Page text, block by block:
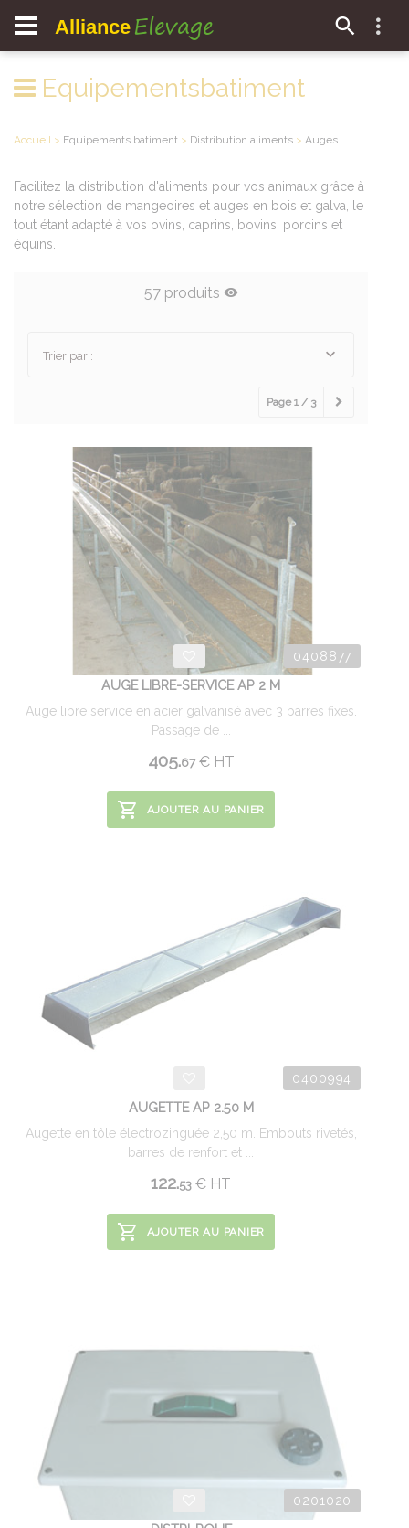
Alliance Elevage
Equipementsbatiment
Accueil > Equipements batiment > Distribution aliments > Auges
Facilitez la distribution d'aliments pour vos animaux grâce à
notre sélection de mangeoires et auges en bois et galva, le
tout étant adapté à vos ovins, caprins, bovins, porcins et
équins.
57 produits
Trier par :
Page 1 / 3
0408877
AUGE LIBRE-SERVICE AP 2 M
Auge libre service en acier galvanisé avec 3 barres fixes.
Passage de ...
405.67 €HT
AJOUTER AU PANIER
0400994
AUGETTE AP 2.50 M
Augette en tôle électrozinguée 2,50 m. Embouts rivetés,
barres de renfort et ...
122.53 € HT
AJOUTER AU PANIER
0201020